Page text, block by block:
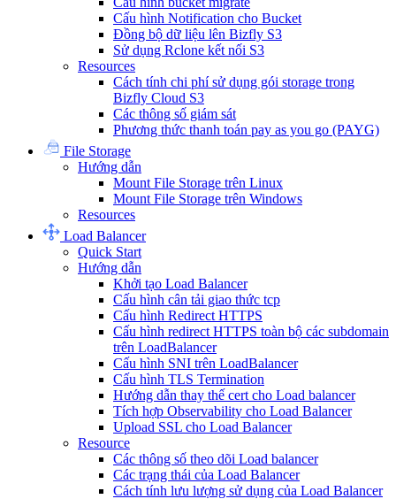
Cấu hình Notification cho Bucket
Đồng bộ dữ liệu lên Bizfly S3
Sử dụng Rclone kết nối S3
Resources
Cách tính chi phí sử dụng gói storage trong
Bizfly Cloud S3
Các thông số giám sát
Phương thức thanh toán pay as you go (PAYG)
File Storage
Hướng dẫn
Mount File Storage trên Linux
Mount File Storage trên Windows
Resources
Load Balancer
Quick Start
Hướng dẫn
Khởi tạo Load Balancer
Cấu hình cân tải giao thức tcp
Cấu hình Redirect HTTPS
Cấu hình redirect HTTPS toàn bộ các subdomain
trên LoadBalancer
Cấu hình SNI trên LoadBalancer
Cấu hình TLS Termination
Hướng dẫn thay thế cert cho Load balancer
Tích hợp Observability cho Load Balancer
Upload SSL cho Load Balancer
Resource
Các thông số theo dõi Load balancer
Các trạng thái của Load Balancer
Cách tính lưu lượng sử dụng của Load Balancer